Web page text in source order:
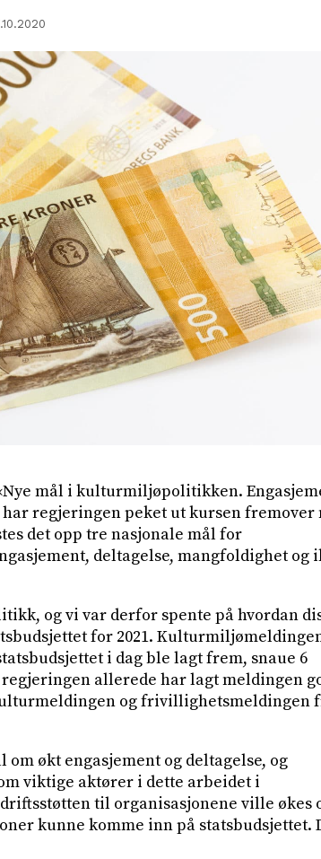
mål i kulturmiljøpolitikken.
regjeringen peket ut kursen fremover
det opp tre nasjonale mål for
deltagelse, mangfoldighet og
og vi var derfor spente på hvordan
for 2021.
i dag ble lagt frem, snaue 6
allerede har lagt meldingen
og frivillighetsmeldingen
økt engasjement og deltagelse, og
viktige aktører i dette arbeidet i
til organisasjonene ville økes
kunne komme inn på statsbudsjettet.